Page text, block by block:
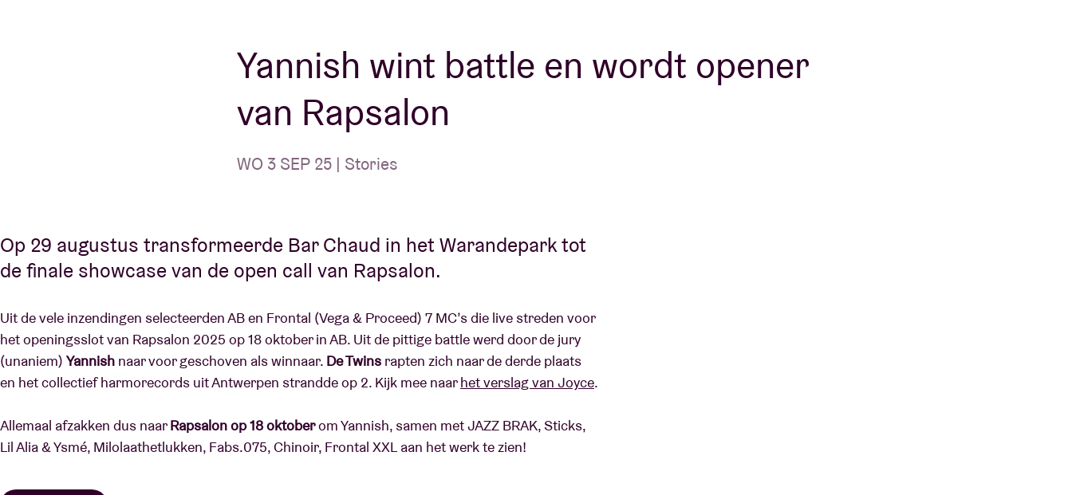
AB ❤ you
Yannish wint battle en wordt opener
van Rapsalon
WO 3 SEP 25 | Stories
Op 29 augustus transformeerde Bar Chaud in het Warandepark tot
de finale showcase van de open call van Rapsalon.
Uit de vele inzendingen selecteerden AB en Frontal (Vega & Proceed) 7 MC’s die live streden voor
het openingsslot van Rapsalon 2025 op 18 oktober in AB. Uit de pittige battle werd door de jury
(unaniem) Yannish naar voor geschoven als winnaar. De Twins rapten zich naar de derde plaats
en het collectief harmorecords uit Antwerpen strandde op 2. Kijk mee naarhet verslag van Joyce.
Allemaal afzakken dus naarRapsalon op 18 oktoberom Yannish, samen met JAZZ BRAK, Sticks,
Lil Alia & Ysmé, Milolaathetlukken, Fabs.075, Chinoir, Frontal XXL aan het werk te zien!